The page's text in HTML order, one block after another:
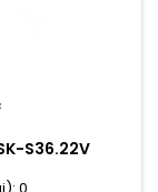
S36.22V